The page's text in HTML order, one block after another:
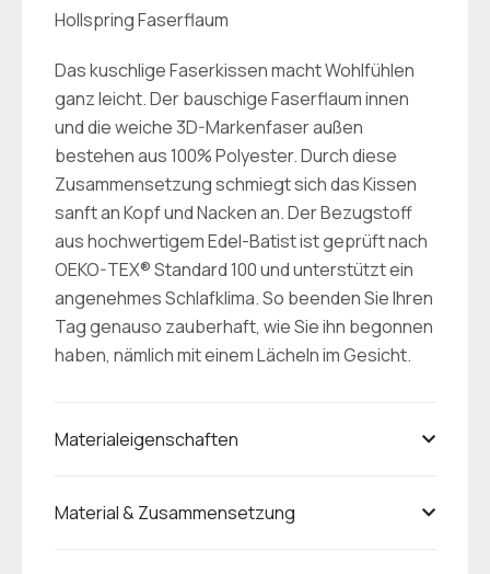
Hollspring Faserflaum
Das kuschlige Faserkissen macht Wohlfühlen
ganz leicht. Der bauschige Faserflaum innen
und die weiche 3D-Markenfaser außen
bestehen aus 100% Polyester. Durch diese
Zusammensetzung schmiegt sich das Kissen
sanft an Kopf und Nacken an. Der Bezugstoff
aus hochwertigem Edel-Batist ist geprüft nach
OEKO-TEX® Standard 100 und unterstützt ein
angenehmes Schlafklima. So beenden Sie Ihren
Tag genauso zauberhaft, wie Sie ihn begonnen
haben, nämlich mit einem Lächeln im Gesicht.
Materialeigenschaften
Material & Zusammensetzung